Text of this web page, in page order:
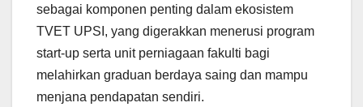
sebagai komponen penting dalam ekosistem
TVET UPSI, yang digerakkan menerusi program
start-up serta unit perniagaan fakulti bagi
melahirkan graduan berdaya saing dan mampu
menjana pendapatan sendiri.